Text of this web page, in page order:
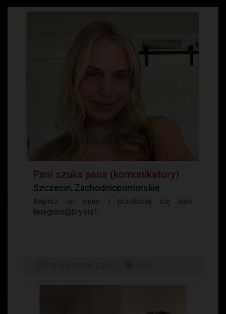
Pani szuka pana (komunikatory)
Szczecin, Zachodniopomorskie
Napisz do mnie i przekonaj się sam
telegram@brysia1...